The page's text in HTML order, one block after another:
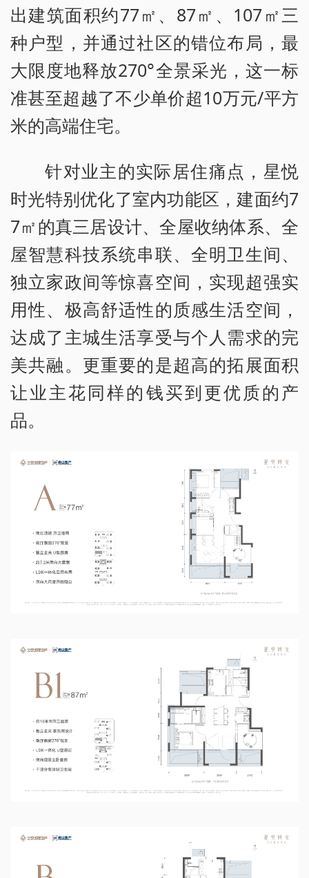
出建筑面积约77㎡、87㎡、107㎡三
种户型，并通过社区的错位布局，最
大限度地释放270°全景采光，这一标
准甚至超越了不少单价超10万元/平方
米的高端住宅。
针对业主的实际居住痛点，星悦
时光特别优化了室内功能区，建面约7
7㎡的真三居设计、全屋收纳体系、全
屋智慧科技系统串联、全明卫生间、
独立家政间等惊喜空间，实现超强实
用性、极高舒适性的质感生活空间，
达成了主城生活享受与个人需求的完
美共融。更重要的是超高的拓展面积
让业主花同样的钱买到更优质的产
品。